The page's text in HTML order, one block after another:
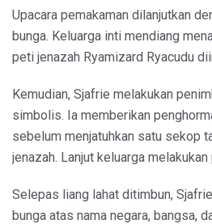
Upacara pemakaman dilanjutkan
bunga. Keluarga inti mendiang
peti jenazah Ryamizard Ryacudu
Kemudian, Sjafrie melakukan
simbolis. Ia memberikan
sebelum menjatuhkan satu sekop
jenazah. Lanjut keluarga
Selepas liang lahat ditimbun,
bunga atas nama negara, bangsa,